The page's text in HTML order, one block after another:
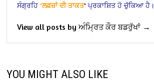
ਸੰਗ੍ਰਹਿ 'ਲਫ਼ਜ਼ਾਂ ਦੀ ਤਾਕਤ' ਪ੍ਰਕਾਸ਼ਿਤ ਹੋ ਚੁੱਕਿਆ ਹੈ।
View all posts by ਅੰਮ੍ਰਿਤ ਕੌਰ ਬਡਰੁੱਖਾਂ →
YOU MIGHT ALSO LIKE